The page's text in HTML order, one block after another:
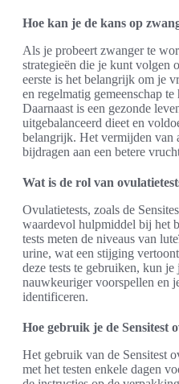
Hoe kan je de kans op
Als je probeert zwanger te
strategieën die je kunt volgen
eerste is het belangrijk om je
en regelmatig gemeenschap
Daarnaast is een gezonde
uitgebalanceerd dieet en
belangrijk. Het vermijden van
bijdragen aan een betere
Wat is de rol van
Ovulatietests, zoals de
waardevol hulpmiddel bij het
tests meten de niveaus van
urine, wat een stijging
deze tests te gebruiken, kun
nauwkeuriger voorspellen en
identificeren.
Hoe gebruik je de Sensitest
Het gebruik van de Sensitest
met het testen enkele dagen